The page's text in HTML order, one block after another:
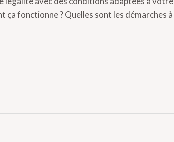
ça fonctionne ? Quelles sont les démarches à